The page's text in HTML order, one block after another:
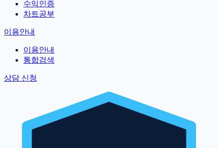
수익인증
차트공부
이용안내
이용안내
통합검색
상담 신청